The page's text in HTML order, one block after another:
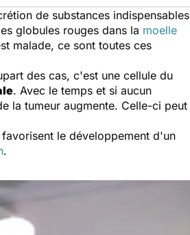
de substances indispensables
globules rouges dans la moelle
malade, ce sont toutes ces
des cas, c'est une cellule du
. Avec le temps et si aucun
la tumeur augmente. Celle-ci peut
favorisent le développement d'un
.